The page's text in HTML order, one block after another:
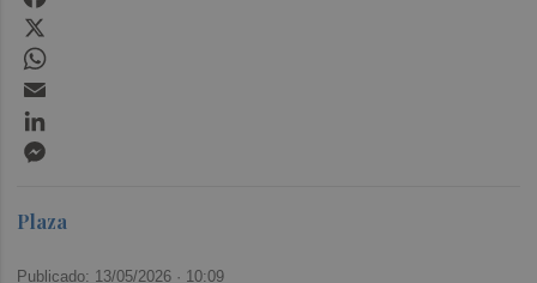
Plaza
Publicado: 13/05/2026 · 10:09